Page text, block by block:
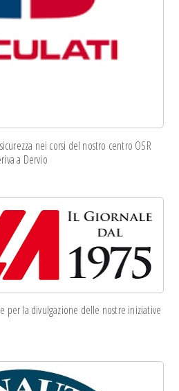
nei corsi del nostro centro OSR
a Dervio
per la divulgazione delle nostre iniziative